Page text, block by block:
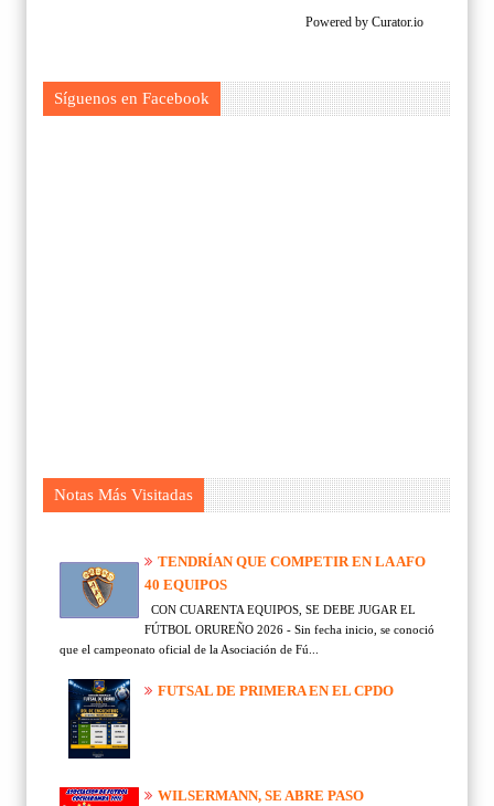
Powered by Curator.io
Síguenos en Facebook
Notas Más Visitadas
TENDRÍAN QUE COMPETIR EN LA AFO
40 EQUIPOS
CON CUARENTA EQUIPOS, SE DEBE JUGAR EL
FÚTBOL ORUREÑO 2026 - Sin fecha inicio, se conoció
que el campeonato oficial de la Asociación de Fú...
FUTSAL DE PRIMERA EN EL CPDO
WILSERMANN, SE ABRE PASO